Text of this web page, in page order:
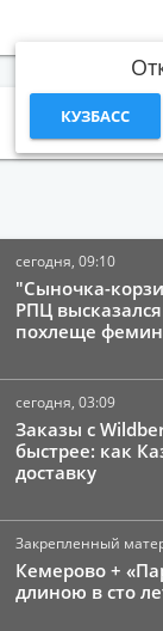
КУЗБАССПоиск
сегодня, 09:10
"Сыночка-
РПЦ
похлеще
сегодня, 03:09
Заказы с
быстрее: как
доставку
Закрепленный
Кемерово +
длиною в сто